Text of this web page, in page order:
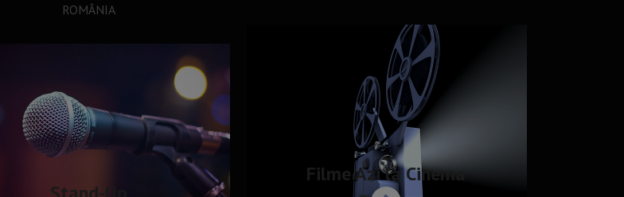
ROMÂNIA
Filme Azi la Cinema